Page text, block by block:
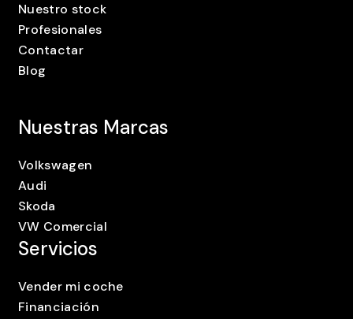
Nuestro stock
Profesionales
Contactar
Blog
Nuestras Marcas
Volkswagen
Audi
Skoda
VW Comercial
Servicios
Vender mi coche
Financiación